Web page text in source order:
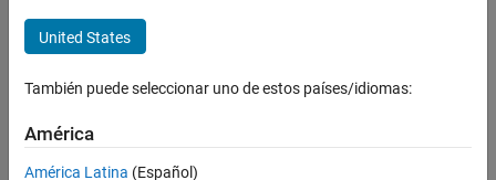
United States
También puede seleccionar uno de estos países/idiomas:
América
América Latina (Español)